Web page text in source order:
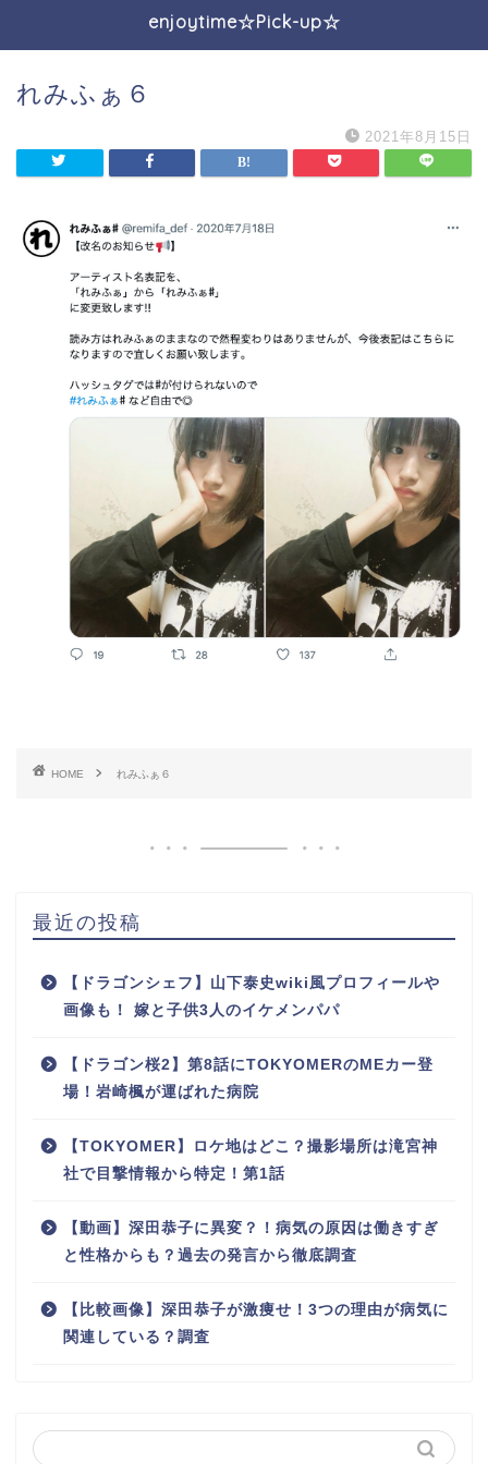
enjoytime☆Pick-up☆
れみふぁ６
2021年8月15日
HOME れみふぁ６
最近の投稿
【ドラゴンシェフ】山下泰史wiki風プロフィールや
画像も！ 嫁と子供3人のイケメンパパ
【ドラゴン桜2】第8話にTOKYOMERのMEカー登
場！岩崎楓が運ばれた病院
【TOKYOMER】ロケ地はどこ？撮影場所は滝宮神
社で目撃情報から特定！第1話
【動画】深田恭子に異変？！病気の原因は働きすぎ
と性格からも？過去の発言から徹底調査
【比較画像】深田恭子が激痩せ！3つの理由が病気に
関連している？調査